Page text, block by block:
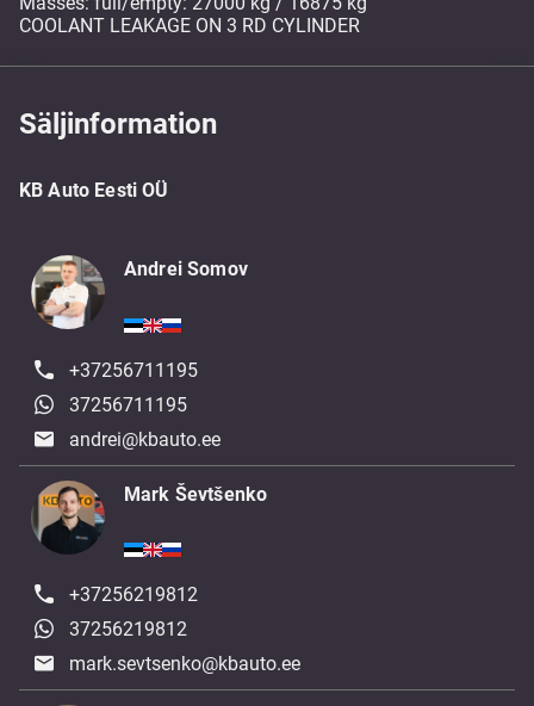
COOLANT LEAKAGE ON 3 RD CYLINDER
Säljinformation
KB Auto Eesti OÜ
Andrei Somov
+37256711195
37256711195
andrei@kbauto.ee
Mark Ševtšenko
+37256219812
37256219812
mark.sevtsenko@kbauto.ee